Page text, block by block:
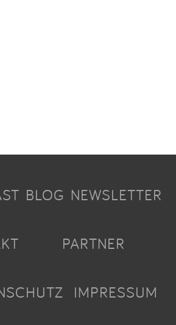
BLOG NEWSLETTER
PARTNER
IMPRESSUM